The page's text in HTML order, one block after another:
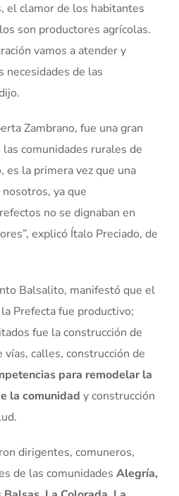
el clamor de los habitantes
son productores agrícolas.
vamos a atender y
necesidades de las
Zambrano, fue una gran
comunidades rurales de
es la primera vez que una
ya que
no se dignaban en
explicó Ítalo Preciado, de
Balsalito, manifestó que el
Prefecta fue productivo;
fue la construcción de
calles, construcción de
para remodelar la
la comunidad y construcción
dirigentes, comuneros,
de las comunidadesAlegría,